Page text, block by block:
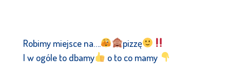
Robimy miejsce na….
pizzę
I w ogóle to dbamy
o to co mamy